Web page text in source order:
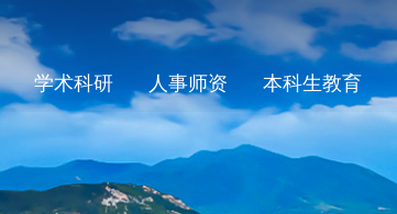
学术科研 人事师资 本科生教育